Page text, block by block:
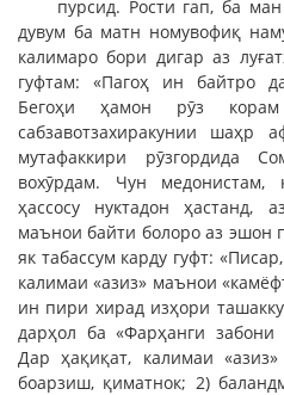
пурсид. Рости гап, ба
дувум ба матн номувофиқ
калимаро бори дигар аз
гуфтам: «Пагоҳ ин байтро
Бегоҳи ҳамон рӯз
сабзавотзахиракунии
мутафаккири рӯзгордида
вохӯрдам. Чун
ҳассосу нуктадон ҳастанд,
маънои байти болоро аз эшон
як табассум карду гуфт:
калимаи «азиз» маънои
ин пири хирад изҳори
дарҳол ба «Фарҳанги
Дар ҳақиқат, калимаи
боарзиш, қиматнок; 2)